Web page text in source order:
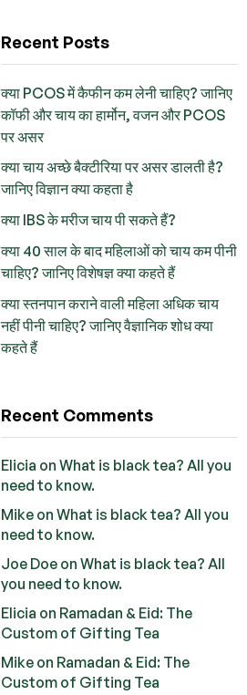
Recent Posts
क्या PCOS में कैफीन कम लेनी चाहिए? जानिए
कॉफी और चाय का हार्मोन, वजन और PCOS
पर असर
क्या चाय अच्छे बैक्टीरिया पर असर डालती है?
जानिए विज्ञान क्या कहता है
क्या IBS के मरीज चाय पी सकते हैं?
क्या 40 साल के बाद महिलाओं को चाय कम पीनी
चाहिए? जानिए विशेषज्ञ क्या कहते हैं
क्या स्तनपान कराने वाली महिला अधिक चाय
नहीं पीनी चाहिए? जानिए वैज्ञानिक शोध क्या
कहते हैं
Recent Comments
Elicia on What is black tea? All you
need to know.
Mike on What is black tea? All you
need to know.
Joe Doe on What is black tea? All
you need to know.
Elicia on Ramadan & Eid: The
Custom of Gifting Tea
Mike on Ramadan & Eid: The
Custom of Gifting Tea